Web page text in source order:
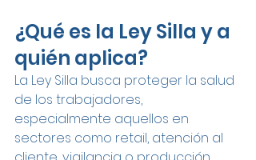
¿Qué es la Ley Silla y a
quién aplica?
La Ley Silla busca proteger la salud
de los trabajadores,
especialmente aquellos en
sectores como retail, atención al